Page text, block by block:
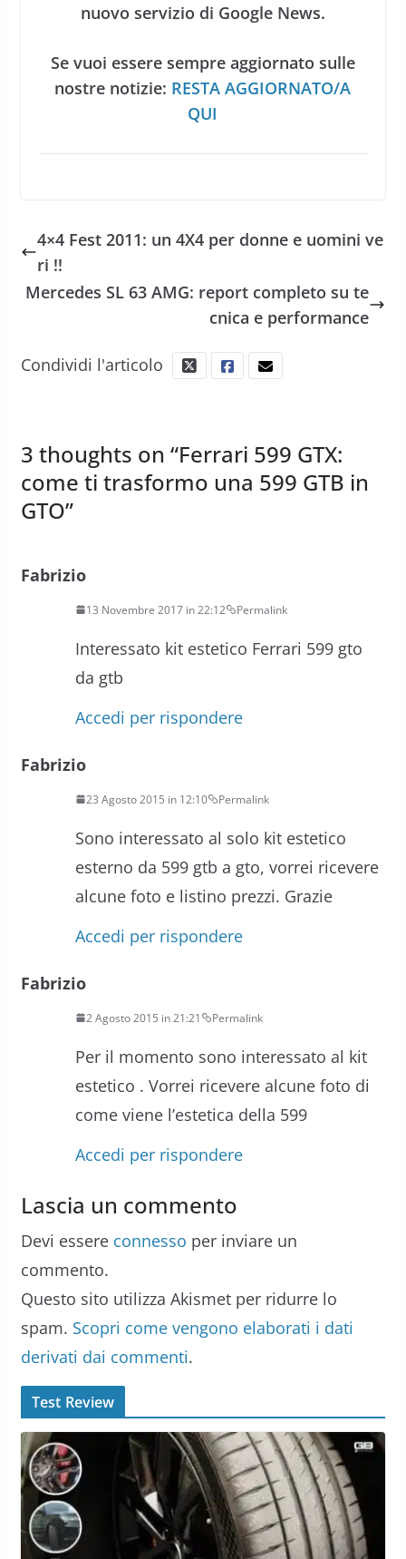
nuovo servizio di Google News.
Se vuoi essere sempre aggiornato sulle
nostre notizie: RESTA AGGIORNATO/A
QUI
4×4 Fest 2011: un 4X4 per donne e uomini ve
ri !!
Mercedes SL 63 AMG: report completo su te
cnica e performance
Condividi l'articolo
3 thoughts on “Ferrari 599 GTX:
come ti trasformo una 599 GTB in
GTO”
Fabrizio
13 Novembre 2017 in 22:12 Permalink
Interessato kit estetico Ferrari 599 gto
da gtb
Accedi per rispondere
Fabrizio
23 Agosto 2015 in 12:10 Permalink
Sono interessato al solo kit estetico
esterno da 599 gtb a gto, vorrei ricevere
alcune foto e listino prezzi. Grazie
Accedi per rispondere
Fabrizio
2 Agosto 2015 in 21:21 Permalink
Per il momento sono interessato al kit
estetico . Vorrei ricevere alcune foto di
come viene l’estetica della 599
Accedi per rispondere
Lascia un commento
Devi essere connesso per inviare un
commento.
Questo sito utilizza Akismet per ridurre lo
spam. Scopri come vengono elaborati i dati
derivati dai commenti.
Test Review